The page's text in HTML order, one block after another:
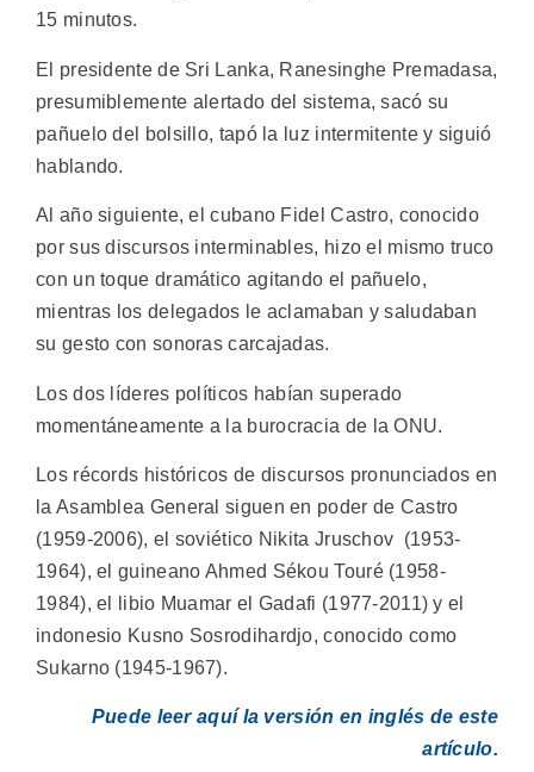
15 minutos.
El presidente de Sri Lanka, Ranesinghe Premadasa,
presumiblemente alertado del sistema, sacó su
pañuelo del bolsillo, tapó la luz intermitente y siguió
hablando.
Al año siguiente, el cubano Fidel Castro, conocido
por sus discursos interminables, hizo el mismo truco
con un toque dramático agitando el pañuelo,
mientras los delegados le aclamaban y saludaban
su gesto con sonoras carcajadas.
Los dos líderes políticos habían superado
momentáneamente a la burocracia de la ONU.
Los récords históricos de discursos pronunciados en
la Asamblea General siguen en poder de Castro
(1959-2006), el soviético Nikita Jruschov (1953-
1964), el guineano Ahmed Sékou Touré (1958-
1984), el libio Muamar el Gadafi (1977-2011) y el
indonesio Kusno Sosrodihardjo, conocido como
Sukarno (1945-1967).
Puede leer aquí la versión en inglés de este
artículo.